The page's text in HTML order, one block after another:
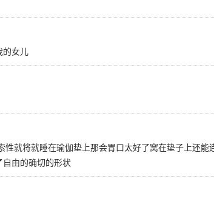
的女儿
就将就睡在瑜伽垫上那会胃口太好了窝在垫子上还
由的确切的形状